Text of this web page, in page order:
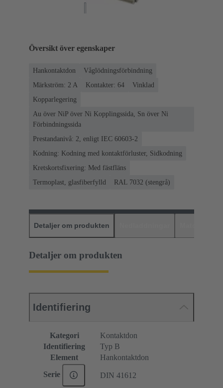
Översikt över egenskaper
Hankontaktdon
Våglödningsförbindning
Märkström: ‌2 A
Kontakter: 64
Vinklad
Kopparlegering
Au över NiP över Ni Kopplingssida, Sn över Ni
Förbindningssida
Prestandanivå: 2, enligt IEC 60603-2
Kodning: Kodning med kontaktförluster, Sidkodning
Kretskortsfixering: Med fästfläns
Termoplast, glasfiberfylld
RAL 7032 (stengrå)
Detaljer om produkten
Detaljer om produkten
Identifiering
Kategori
Kontaktdon
Identifiering
Typ B
Element
Hankontaktdon
Serie DIN 41612